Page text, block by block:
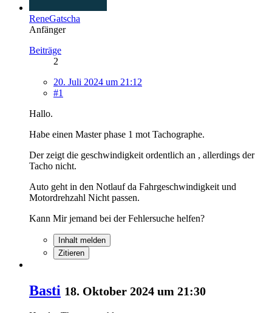
ReneGatscha
Anfänger
Beiträge
2
20. Juli 2024 um 21:12
#1
Hallo.
Habe einen Master phase 1 mot Tachographe.
Der zeigt die geschwindigkeit ordentlich an , allerdings der
Tacho nicht.
Auto geht in den Notlauf da Fahrgeschwindigkeit und
Motordrehzahl Nicht passen.
Kann Mir jemand bei der Fehlersuche helfen?
Inhalt melden
Zitieren
Basti 18. Oktober 2024 um 21:30